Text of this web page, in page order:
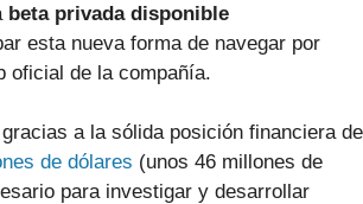
beta privada disponible
esta nueva forma de navegar por
oficial de la compañía.
a la sólida posición financiera de
de dólares (unos 46 millones de
para investigar y desarrollar